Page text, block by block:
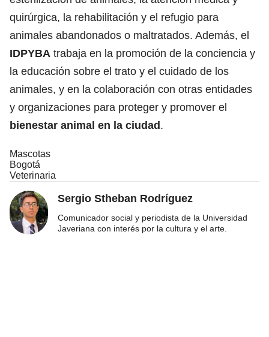
quirúrgica, la rehabilitación y el refugio para
animales abandonados o maltratados. Además, el
IDPYBA trabaja en la promoción de la conciencia y
la educación sobre el trato y el cuidado de los
animales, y en la colaboración con otras entidades
y organizaciones para proteger y promover el
bienestar animal en la ciudad.
Mascotas
Bogotá
Veterinaria
Sergio Stheban Rodríguez
Comunicador social y periodista de la Universidad
Javeriana con interés por la cultura y el arte.